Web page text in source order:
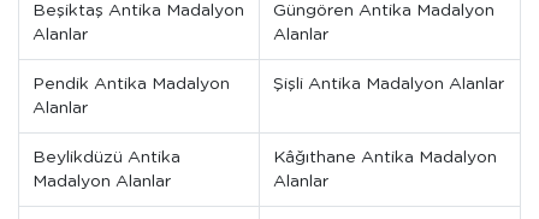
Beşiktaş Antika Madalyon
Alanlar
Güngören Antika Madalyon
Alanlar
Pendik Antika Madalyon
Alanlar
Şişli Antika Madalyon Alanlar
Beylikdüzü Antika
Madalyon Alanlar
Kâğıthane Antika Madalyon
Alanlar